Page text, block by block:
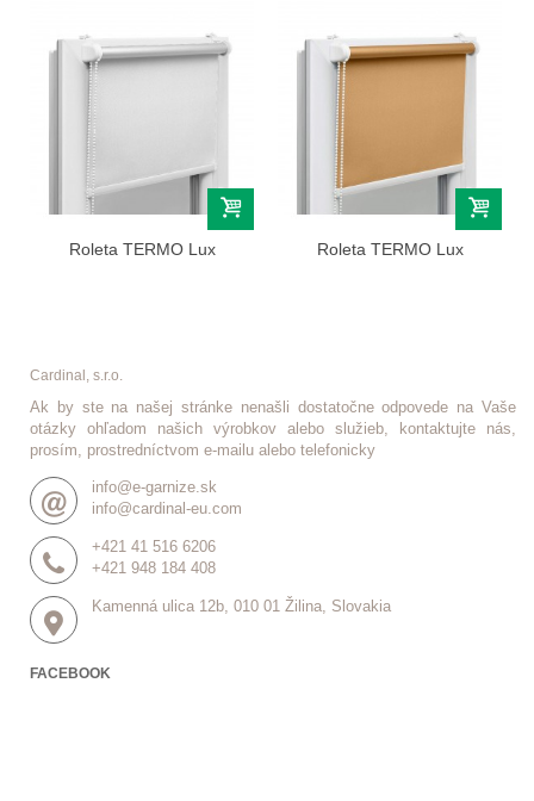
Roleta TERMO Lux
Roleta TERMO Lux
Cardinal, s.r.o.
Ak by ste na našej stránke nenašli dostatočne odpovede na Vaše
otázky ohľadom našich výrobkov alebo služieb, kontaktujte nás,
prosím, prostredníctvom e-mailu alebo telefonicky
info@e-garnize.sk
info@cardinal-eu.com
+421 41 516 6206
+421 948 184 408
Kamenná ulica 12b, 010 01 Žilina, Slovakia
FACEBOOK